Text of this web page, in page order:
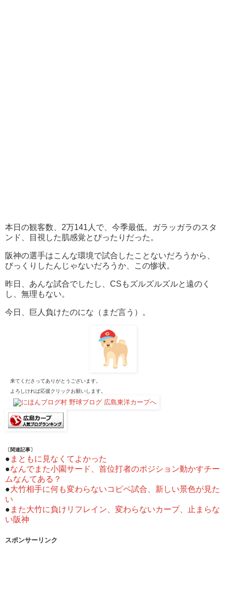
本日の観客数、2万141人で、今季最低。ガラッガラのスタ
ンド、目視した肌感覚とぴったりだった。
阪神の選手はこんな環境で試合したことないだろうから、
びっくりしたんじゃないだろうか、この惨状。
昨日、あんな試合でしたし、CSもズルズルズルと遠のく
し、無理もない。
今日、巨人負けたのにな（まだ言う）。
来てくださってありがとうございます。
よろしければ応援クリックお願いします。
〔関連記事〕
● まともに見なくてよかった
●なんでまた小園サード、首位打者のポジション動かすチー
ムなんてある？
●大竹相手に何も変わらないコピペ試合、新しい景色が見た
い
● また大竹に負けリフレイン、変わらないカープ、止まらな
い阪神
スポンサーリンク